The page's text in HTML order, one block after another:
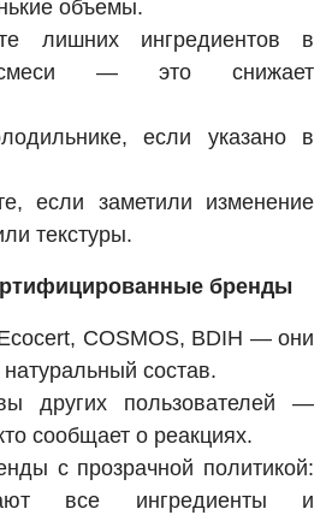
объемы.
лишних ингредиентов в
— это снижает
если указано в
если заметили изменение
текстуры.
бренды
COSMOS, BDIH — они
состав.
других пользователей —
сообщает о реакциях.
с прозрачной политикой:
все ингредиенты и